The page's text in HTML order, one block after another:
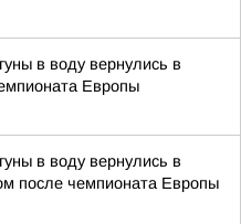
в воду вернулись в
Европы
в воду вернулись в
после чемпионата Европы